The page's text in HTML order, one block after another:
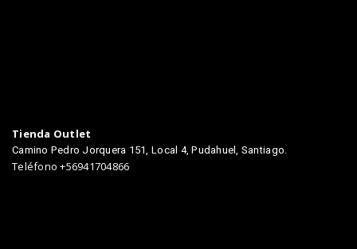
Tienda Outlet
Camino Pedro Jorquera 151, Local 4, Pudahuel, Santiago.
Teléfono +56941704866